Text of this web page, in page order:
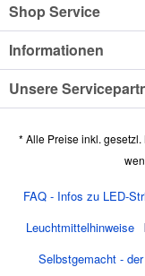
Shop Service
Informationen
Unsere
* Alle Preise inkl.
FAQ - Infos zu LED-
Leuchtmittelhinweise
Selbstgemacht -